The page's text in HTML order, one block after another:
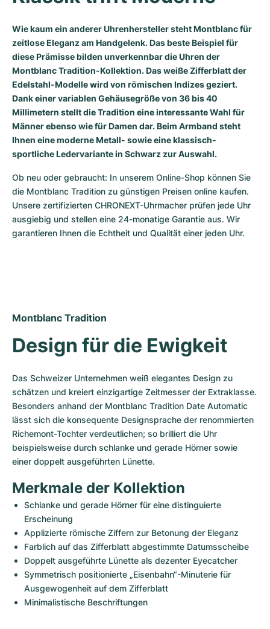
Oyster Perpetual
Yacht-Master
Yacht-Master II
Sea-Dweller
Sky-Dweller
Submariner
Rotonde
Crash
Pasha
Tortue
Baignoire
Ballon Blanc
Roadster
Bentley
Transocean
Cockpit
Chronospace
Super Avenger
Galactic
Montbrillant
Grand Carrera
Gebraucht
Damenuhren
Portugieser
Da Vinci
Aquatimer
Spitfire
GST
Vintage
Gebraucht
King Power
Gebraucht
Wie kaum ein anderer Uhrenhersteller steht Montblanc für
zeitlose Eleganz am Handgelenk. Das beste Beispiel für
diese Prämisse bilden unverkennbar die Uhren der
Montblanc Tradition-Kollektion. Das weiße Zifferblatt der
Edelstahl-Modelle wird von römischen Indizes geziert.
Dank einer variablen Gehäusegröße von 36 bis 40
Millimetern stellt die Tradition eine interessante Wahl für
Männer ebenso wie für Damen dar. Beim Armband steht
Ihnen eine moderne Metall- sowie eine klassisch-
sportliche Ledervariante in Schwarz zur Auswahl.
Ob neu oder gebraucht: In unserem Online-Shop können Sie
die Montblanc Tradition zu günstigen Preisen online kaufen.
Unsere zertifizierten CHRONEXT-Uhrmacher prüfen jede Uhr
ausgiebig und stellen eine 24-monatige Garantie aus. Wir
garantieren Ihnen die Echtheit und Qualität einer jeden Uhr.
Montblanc Tradition
Design für die Ewigkeit
Das Schweizer Unternehmen weiß elegantes Design zu
schätzen und kreiert einzigartige Zeitmesser der Extraklasse.
Besonders anhand der Montblanc Tradition Date Automatic
lässt sich die konsequente Designsprache der renommierten
Richemont-Tochter verdeutlichen; so brilliert die Uhr
beispielsweise durch schlanke und gerade Hörner sowie
einer doppelt ausgeführten Lünette.
Merkmale der Kollektion
Schlanke und gerade Hörner für eine distinguierte
Erscheinung
Applizierte römische Ziffern zur Betonung der Eleganz
Farblich auf das Zifferblatt abgestimmte Datumsscheibe
Doppelt ausgeführte Lünette als dezenter Eyecatcher
Symmetrisch positionierte „Eisenbahn“-Minuterie für
Ausgewogenheit auf dem Zifferblatt
Minimalistische Beschriftungen